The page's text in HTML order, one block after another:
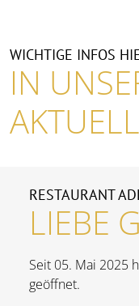
WICHTIGE INFOS
IN
RESTAURANT
LIEBE
Seit 05. Mai 2025
geöffnet.